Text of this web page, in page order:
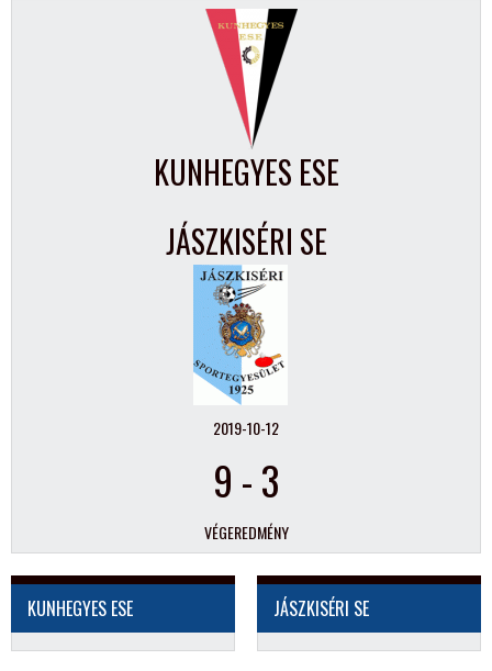
KUNHEGYES ESE
JÁSZKISÉRI SE
2019-10-12
9 -3
VÉGEREDMÉNY
KUNHEGYES ESE JÁSZKISÉRI SE